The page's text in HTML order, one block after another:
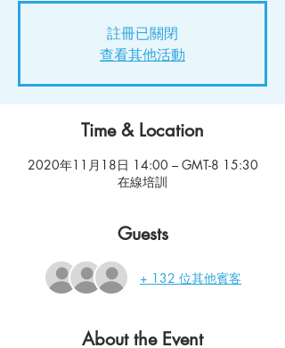
註冊已關閉
查看其他活動
Time & Location
2020年11月18日 14:00 – GMT-8 15:30
在線培訓
Guests
+ 132 位其他賓客
About the Event